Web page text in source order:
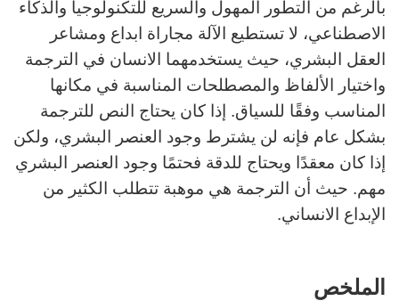
بالرغم من التطور المهول والسريع للتكنولوجيا والذكاء
الاصطناعي، لا تستطيع الآلة مجاراة ابداع ومشاعر
العقل البشري، حيث يستخدمهما الانسان في الترجمة
واختيار الألفاظ والمصطلحات المناسبة في مكانها
المناسب وفقًا للسياق. إذا كان يحتاج النص للترجمة
بشكل عام فإنه لن يشترط وجود العنصر البشري، ولكن
إذا كان معقدًا ويحتاج للدقة فحتمًا وجود العنصر البشري
مهم. حيث أن الترجمة هي موهبة تتطلب الكثير من
الإبداع الانساني.
الملخص